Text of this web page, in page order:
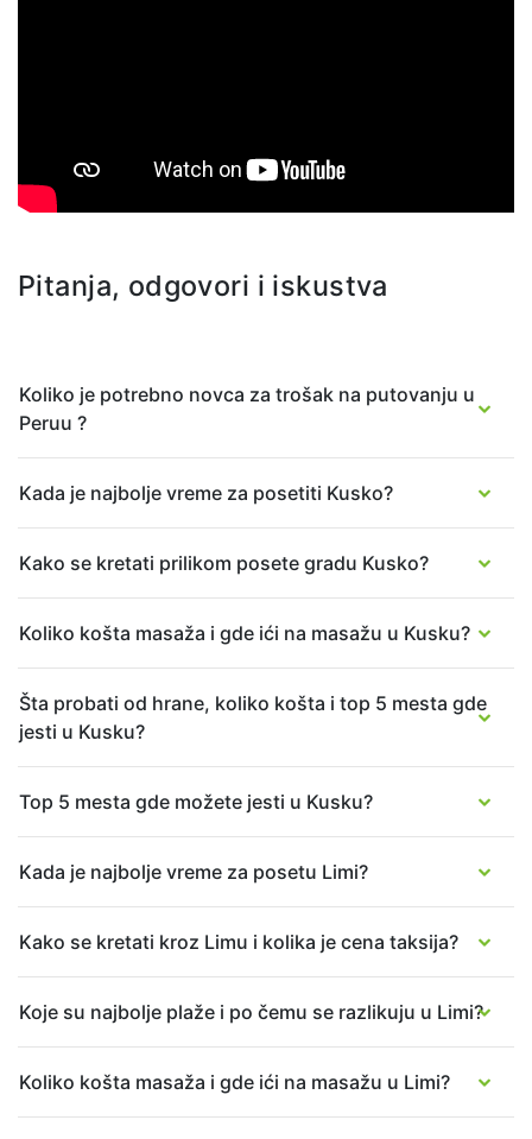
Pitanja, odgovori i iskustva
Koliko je potrebno novca za trošak na putovanju u
Peruu ?
Kada je najbolje vreme za posetiti Kusko?
Kako se kretati prilikom posete gradu Kusko?
Koliko košta masaža i gde ići na masažu u Kusku?
Šta probati od hrane, koliko košta i top 5 mesta gde
jesti u Kusku?
Top 5 mesta gde možete jesti u Kusku?
Kada je najbolje vreme za posetu Limi?
Kako se kretati kroz Limu i kolika je cena taksija?
Koje su najbolje plaže i po čemu se razlikuju u Limi?
Koliko košta masaža i gde ići na masažu u Limi?